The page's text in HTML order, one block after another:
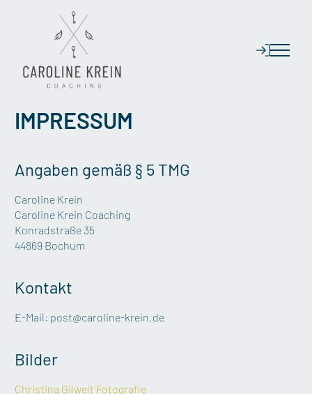
IMPRESSUM
Angaben gemäß § 5 TMG
Caroline Krein
Caroline Krein Coaching
Konradstraße 35
44869 Bochum
Kontakt
E-Mail: post@caroline-krein.de
Bilder
Christina Gilweit Fotografie